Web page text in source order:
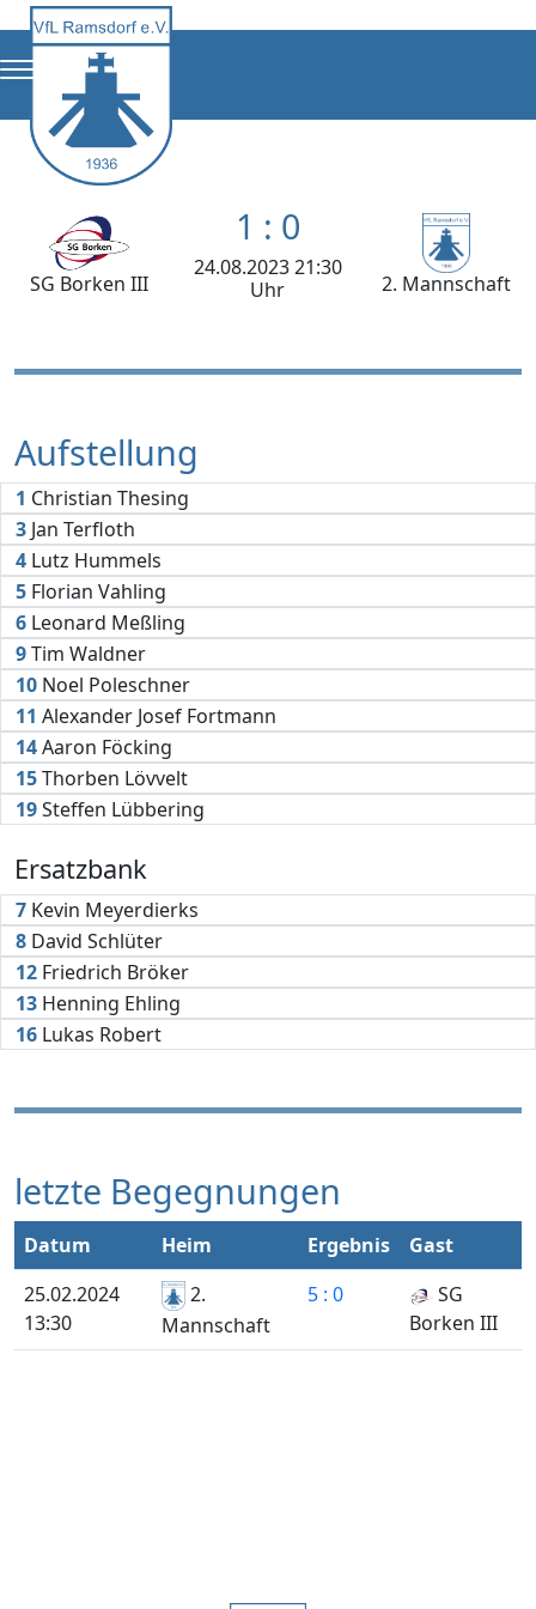
SG Borken III
1 : 0
24.08.2023 21:30
Uhr
2. Mannschaft
Aufstellung
1 Christian Thesing
3 Jan Terfloth
4 Lutz Hummels
5 Florian Vahling
6 Leonard Meßling
9Tim Waldner
10 Noel Poleschner
11 Alexander Josef Fortmann
14Aaron Föcking
15Thorben Lövvelt
19Steffen Lübbering
Ersatzbank
7 Kevin Meyerdierks
8 David Schlüter
12 Friedrich Bröker
13 Henning Ehling
16 Lukas Robert
letzte Begegnungen
Datum Heim Ergebnis
Gast
25.02.2024
13:30
2.
Mannschaft
5 : 0
SG
Borken III